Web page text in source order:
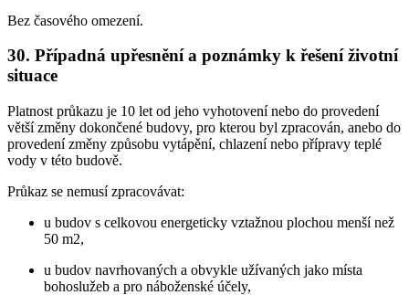
Bez časového omezení.
30. Případná upřesnění a poznámky k řešení životní
situace
Platnost průkazu je 10 let od jeho vyhotovení nebo do provedení
větší změny dokončené budovy, pro kterou byl zpracován, anebo do
provedení změny způsobu vytápění, chlazení nebo přípravy teplé
vody v této budově.
Průkaz se nemusí zpracovávat:
u budov s celkovou energeticky vztažnou plochou menší než
50 m2,
u budov navrhovaných a obvykle užívaných jako místa
bohoslužeb a pro náboženské účely,